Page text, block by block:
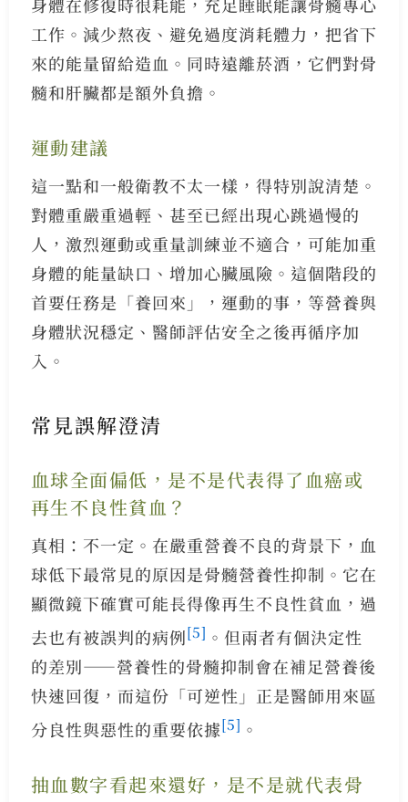
身體在修復時很耗能，充足睡眠能讓骨髓專心
工作。減少熬夜、避免過度消耗體力，把省下
來的能量留給造血。同時遠離菸酒，它們對骨
髓和肝臟都是額外負擔。
運動建議
這一點和一般衛教不太一樣，得特別說清楚。
對體重嚴重過輕、甚至已經出現心跳過慢的
人，激烈運動或重量訓練並不適合，可能加重
身體的能量缺口、增加心臟風險。這個階段的
首要任務是「養回來」，運動的事，等營養與
身體狀況穩定、醫師評估安全之後再循序加
入。
常見誤解澄清
血球全面偏低，是不是代表得了血癌或
再生不良性貧血？
真相：不一定。在嚴重營養不良的背景下，血
球低下最常見的原因是骨髓營養性抑制。它在
顯微鏡下確實可能長得像再生不良性貧血，過
去也有被誤判的病例[5] 。但兩者有個決定性
的差別——營養性的骨髓抑制會在補足營養後
快速回復，而這份「可逆性」正是醫師用來區
分良性與惡性的重要依據[5] 。
抽血數字看起來還好，是不是就代表骨